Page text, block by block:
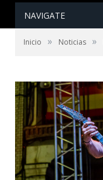
NAVIGATE
Inicio » Noticias »